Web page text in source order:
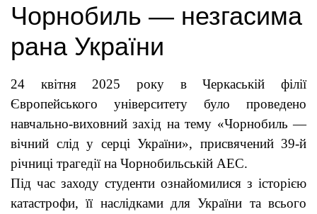
Чорнобиль — незгасима
рана України
24 квітня 2025 року в Черкаській філії
Європейського університету було проведено
навчально-виховний захід на тему «Чорнобиль —
вічний слід у серці України», присвячений 39-й
річниці трагедії на Чорнобильській АЕС.
Під час заходу студенти ознайомилися з історією
катастрофи, її наслідками для України та всього